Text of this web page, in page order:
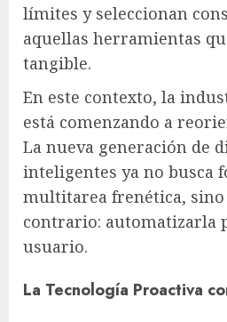
límites y seleccionan
aquellas herramientas
tangible.
En este contexto, la
está comenzando a
La nueva generación de
inteligentes ya no busca
multitarea frenética, sino
contrario: automatizarla
usuario.
La Tecnología Proactiva